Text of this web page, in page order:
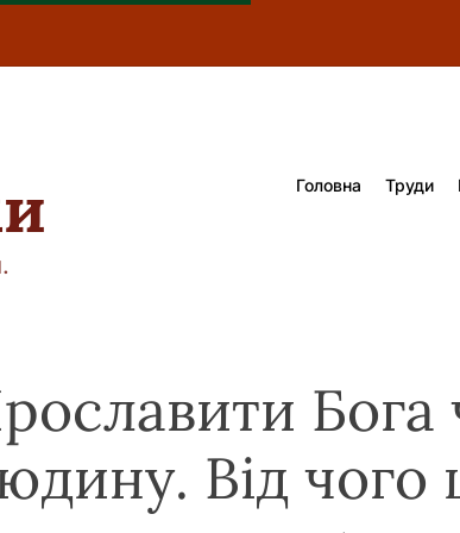
Головна Труди
Бога
Від чого